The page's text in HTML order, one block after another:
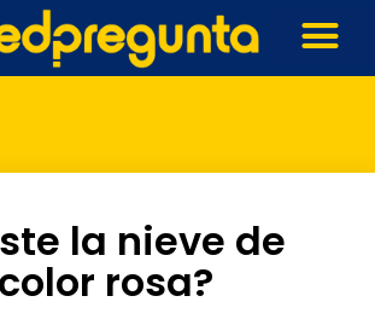
la nieve de
color rosa?